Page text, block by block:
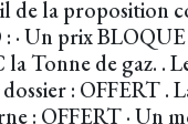
de la proposition
· Un prix
Tonne de gaz. .
: OFFERT .
: OFFERT · Un